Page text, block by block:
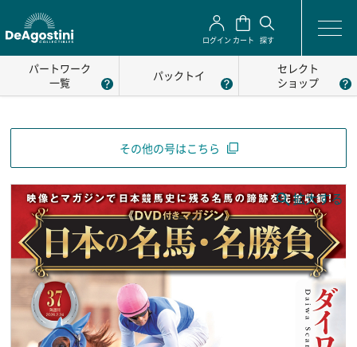
ログイン カート 探す
パートワーク
一覧
パックトイ
セレクト
ショップ
その他の号はこちら